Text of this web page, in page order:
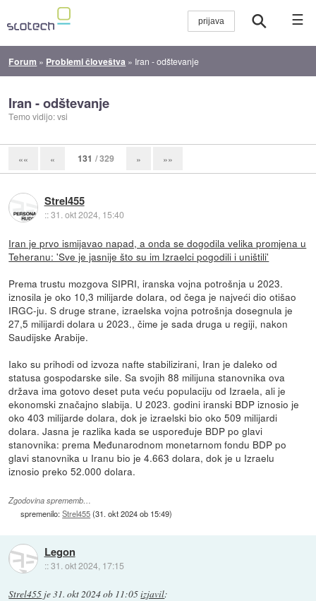
☰
Forum » Problemi človeštva » Iran - odštevanje
Iran - odštevanje
Temo vidijo: vsi
«« « 131 / 329 » »»
Strel455
::31. okt 2024, 15:40
Iran je prvo ismijavao napad, a onda se dogodila velika promjena u
Teheranu: 'Sve je jasnije što su im Izraelci pogodili i uništili'
Prema trustu mozgova SIPRI, iranska vojna potrošnja u 2023.
iznosila je oko 10,3 milijarde dolara, od čega je najveći dio otišao
IRGC-ju. S druge strane, izraelska vojna potrošnja dosegnula je
27,5 milijardi dolara u 2023., čime je sada druga u regiji, nakon
Saudijske Arabije.
Iako su prihodi od izvoza nafte stabilizirani, Iran je daleko od
statusa gospodarske sile. Sa svojih 88 milijuna stanovnika ova
država ima gotovo deset puta veću populaciju od Izraela, ali je
ekonomski značajno slabija. U 2023. godini iranski BDP iznosio je
oko 403 milijarde dolara, dok je izraelski bio oko 509 milijardi
dolara. Jasna je razlika kada se uspoređuje BDP po glavi
stanovnika: prema Međunarodnom monetarnom fondu BDP po
glavi stanovnika u Iranu bio je 4.663 dolara, dok je u Izraelu
iznosio preko 52.000 dolara.
Zgodovina sprememb…
spremenilo:Strel455(31. okt 2024 ob 15:49)
Legon
::31. okt 2024, 17:15
Strel455 je31. okt 2024 ob 11:05izjavil: